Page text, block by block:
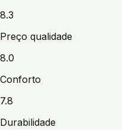
8.3
Preço qualidade
8.0
Conforto
7.8
Durabilidade